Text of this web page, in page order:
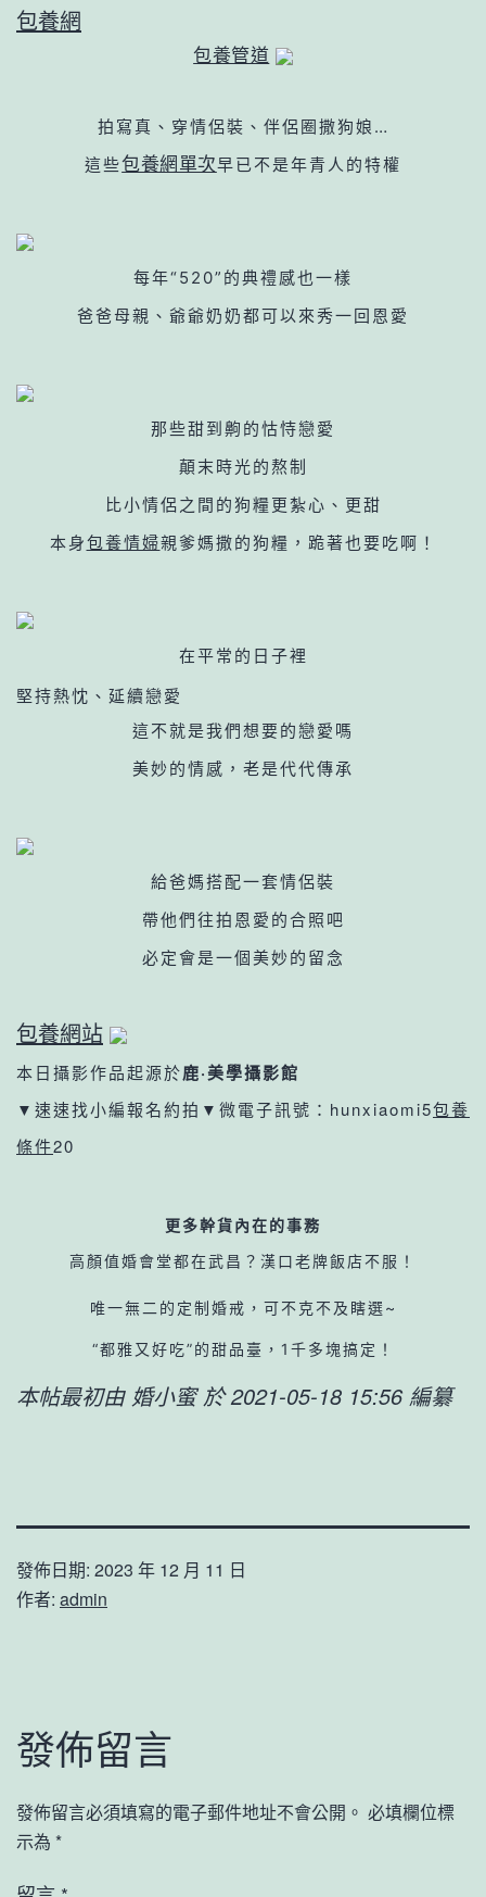
包養網
包養管道
拍寫真、穿情侶裝、伴侶圈撒狗娘 …
這些包養網單次早已不是年青人的特權
每年“520”的典禮感也一樣
爸爸母親、爺爺奶奶都可以來秀一回恩愛
那些甜到齁的怙恃戀愛
顛末時光的熬制
比小情侶之間的狗糧更紮心、更甜
本身包養情婦親爹媽撒的狗糧，跪著也要吃啊！
在平常的日子裡
堅持熱忱、延續戀愛
這不就是我們想要的戀愛嗎
美妙的情感，老是代代傳承
給爸媽搭配一套情侶裝
帶他們往拍恩愛的合照吧
必定會是一個美妙的留念
包養網站
本日攝影作品起源於鹿·美學攝影館
▼速速找小編報名約拍▼ 微電子訊號：hunxiaomi5包養
條件20
更多幹貨內在的事務
高顏值婚會堂都在武昌？漢口老牌飯店不服！
唯一無二的定制婚戒，可不克不及瞎選~
“都雅又好吃”的甜品臺，1千多塊搞定！
本帖最初由 婚小蜜 於 2021-05-18 15:56 編纂
發佈日期: 2023 年 12 月 11 日
作者: admin
發佈留言
發佈留言必須填寫的電子郵件地址不會公開。 必填欄位標
示為 *